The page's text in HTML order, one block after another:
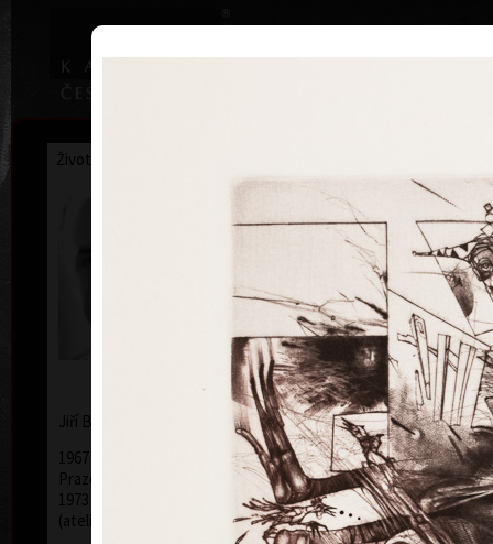
Životopis
Jiří Brázda
Jiří Brázda
1967 - 1971 Střední uměleckoprůmyslová škola v
Praze
1973 - 1979 Vysoká škola uměleckoprůmyslová v Praze
(ateliér prof. Z. Sklenáře a J. Mikuly)